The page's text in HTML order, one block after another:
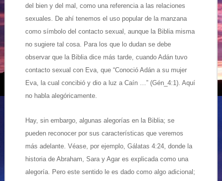
del bien y del mal, como una referencia a las relaciones
sexuales. De ahí tenemos el uso popular de la manzana
como símbolo del contacto sexual, aunque la Biblia misma
no sugiere tal cosa. Para los que lo dudan se debe
observar que la Biblia dice más tarde, cuando Adán tuvo
contacto sexual con Eva, que “Conoció Adán a su mujer
Eva, la cual concibió y dio a luz a Caín …” (Gén_4:1). Aquí
no habla alegóricamente.
Hay, sin embargo, algunas alegorías en la Biblia; se
pueden reconocer por sus características que veremos
más adelante. Véase, por ejemplo, Gálatas 4:24, donde la
historia de Abraham, Sara y Agar es explicada como una
alegoría. Pero este sentido le es dado como algo adicional;